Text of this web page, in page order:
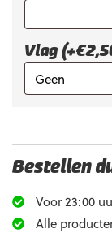
Vlag
Bestellen
Voor 23:00
Alle